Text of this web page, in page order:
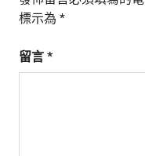
標示為 *
留言 *